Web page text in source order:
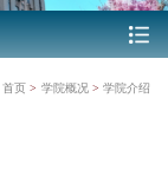
首页 > 学院概况 > 学院介绍